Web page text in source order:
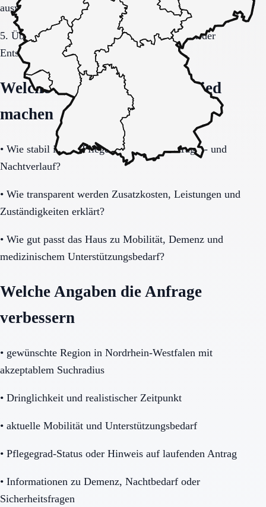
auswerten.
5. Übergang, Kommunikation und Kosten vor der
Entscheidung vollständig klären.
Welche Fragen den Unterschied
machen
• Wie stabil ist die Pflegeorganisation im Tages- und
Nachtverlauf?
• Wie transparent werden Zusatzkosten, Leistungen und
Zuständigkeiten erklärt?
• Wie gut passt das Haus zu Mobilität, Demenz und
medizinischem Unterstützungsbedarf?
Welche Angaben die Anfrage
verbessern
• gewünschte Region in Nordrhein-Westfalen mit
akzeptablem Suchradius
• Dringlichkeit und realistischer Zeitpunkt
• aktuelle Mobilität und Unterstützungsbedarf
• Pflegegrad-Status oder Hinweis auf laufenden Antrag
• Informationen zu Demenz, Nachtbedarf oder
Sicherheitsfragen